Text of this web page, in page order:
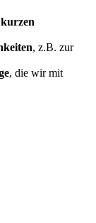
kurzen
, z.B. zur
, die wir mit